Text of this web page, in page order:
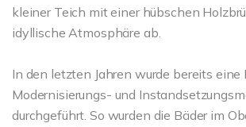
kleiner Teich mit einer hübschen
idyllische Atmosphäre ab.
In den letzten Jahren wurde bereits eine
Modernisierungs- und
durchgeführt. So wurden die Bäder im